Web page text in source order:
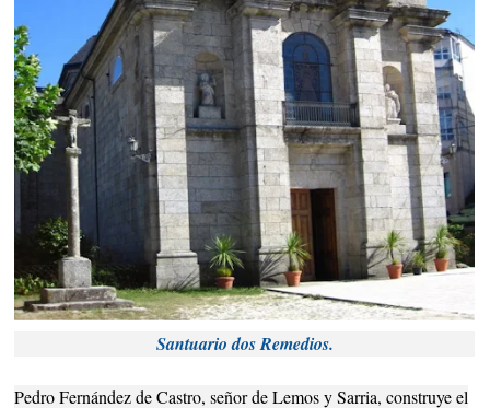
Santuario dos Remedios.
Pedro Fernández de Castro, señor de Lemos y Sarria, construye el